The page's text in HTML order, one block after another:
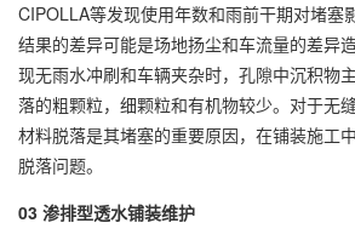
CIPOLLA等发现使用年数和雨前干期对堵塞
结果的差异可能是场地扬尘和车流量的差异
现无雨水冲刷和车辆夹杂时，孔隙中沉积物
落的粗颗粒，细颗粒和有机物较少。对于无
材料脱落是其堵塞的重要原因，在铺装施工
脱落问题。
03 渗排型透水铺装维护